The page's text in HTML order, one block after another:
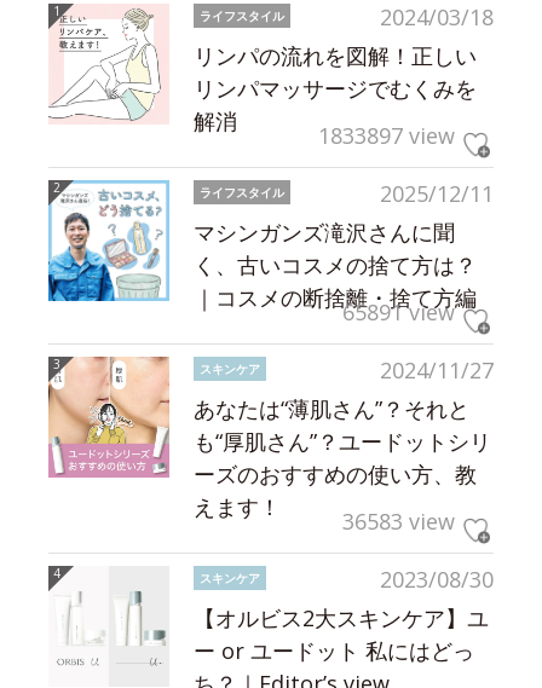
2024/03/18
ライフスタイル
リンパの流れを図解！正しい
リンパマッサージでむくみを
解消
1833897 view
2025/12/11
ライフスタイル
マシンガンズ滝沢さんに聞
く、古いコスメの捨て方は？
｜コスメの断捨離・捨て方編
65891 view
2024/11/27
スキンケア
あなたは“薄肌さん”？それと
も“厚肌さん”？ユードットシリ
ーズのおすすめの使い方、教
えます！
36583 view
2023/08/30
スキンケア
【オルビス2大スキンケア】ユ
ー or ユードット 私にはどっ